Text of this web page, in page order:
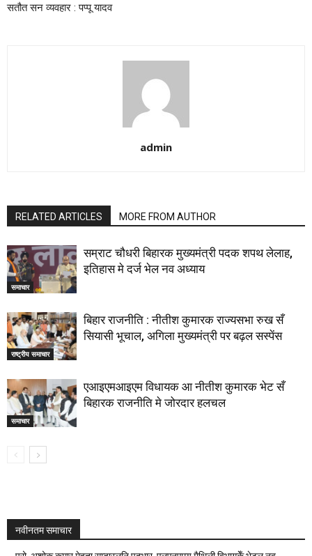
सतौत सन व्यवहार : पप्पू यादव
admin
RELATED ARTICLES MORE FROM AUTHOR
समाचार
सम्राट चौधरी बिहारक मुख्यमंत्री पदक शपथ लेलाह,
इतिहास मे दर्ज भेल नव अध्याय
राष्ट्रीय समाचार
बिहार राजनीति : नीतीश कुमारक राज्यसभा रुख सँ
सियासी भूचाल, अगिला मुख्यमंत्री पर बढ़ल सस्पेंस
समाचार
एआइएमआइएम विधायक आ नीतीश कुमारक भेट सँ
बिहारक राजनीति मे जोरदार हलचल
नवीनतम समाचार